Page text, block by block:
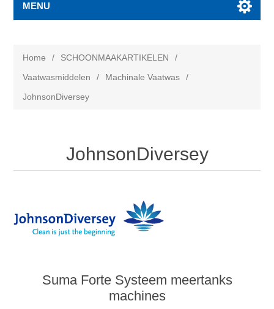
MENU
Home / SCHOONMAAKARTIKELEN
/
Vaatwasmiddelen
/ Machinale Vaatwas
/
JohnsonDiversey
JohnsonDiversey
Suma Forte Systeem meertanks
machines